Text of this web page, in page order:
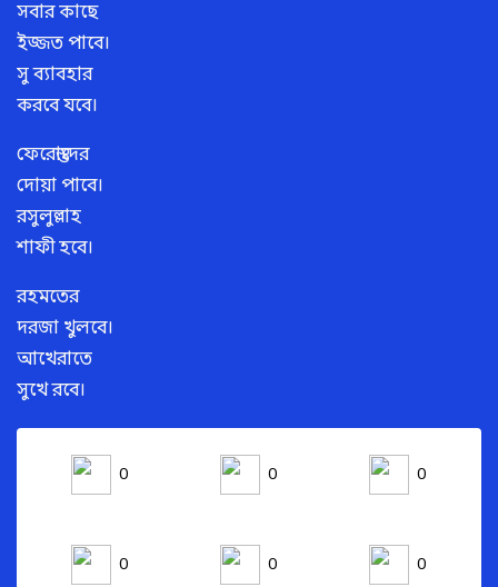
সবার কাছে
ইজ্জত পাবে।
সু ব্যাবহার
করবে যবে।
ফেরেস্তাদের
দোয়া পাবে।
রসুলুল্লাহ
শাফী হবে।
রহমতের
দরজা খুলবে।
আখেরাতে
সুখে রবে।
0 0 0
0 0 0